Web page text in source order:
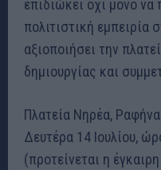
επιδιώκει όχι μόνο
πολιτιστική εμπειρία
αξιοποιήσει την
δημιουργίας και
Πλατεία Νηρέα, Ραφήνα
Δευτέρα 14 Ιουλίου,
(προτείνεται η